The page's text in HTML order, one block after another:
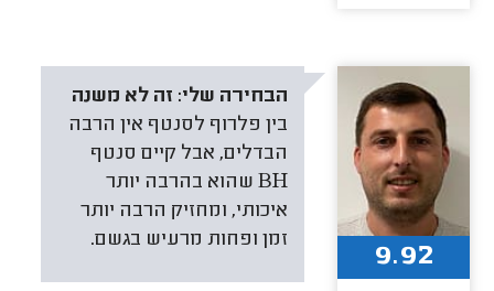
הבחירה שלי: זה לא משנה
בין פלרוף לסנטף אין הרבה
הבדלים, אבל קיים סנטף
BH שהוא בהרבה יותר
איכותי, ומחזיק הרבה יותר
זמן ופחות מרעיש בגשם.
9.92